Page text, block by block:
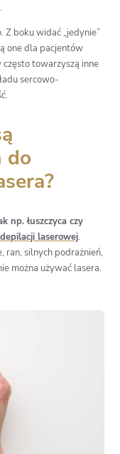
Z boku widać „jedynie”
one dla pacjentów
towarzyszą inne
sercowo-
do
np. łuszczyca czy
depilacji laserowej.
ran, silnych podrażnień,
można używać lasera.